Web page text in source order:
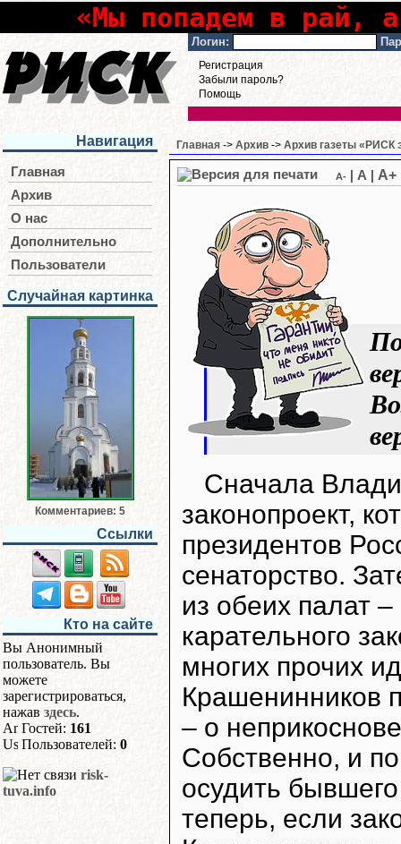
«Мы попадем в рай,
Логин:
Регистрация
Забыли пароль?
Помощь
Навигация
Главная
Архив
О нас
Дополнительно
Пользователи
Случайная картинка
Комментариев: 5
Ссылки
Кто на сайте
Вы Анонимный
пользователь. Вы
можете
зарегистрироваться,
нажав здесь.
Гостей: 161
Пользователей: 0
risk-
tuva.info
Главная -> Архив -> Архив газеты «РИСК
A- A A+
Сначала
законопроект,
президентов
сенаторство.
из обеих палат
карательного
многих прочих
Крашенинников
– о
Собственно, и
осудить
теперь, если